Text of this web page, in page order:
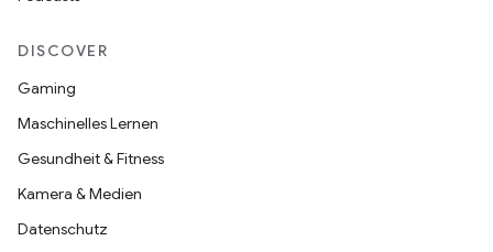
DISCOVER
Gaming
Maschinelles Lernen
Gesundheit & Fitness
Kamera & Medien
Datenschutz